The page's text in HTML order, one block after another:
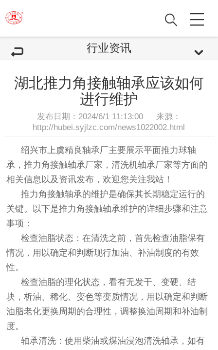
行业资讯
湖北推力角接触轴承应该如何
进行维护
发布日期：2024/6/1 11:13:00 来源：
http://hubei.syjlzc.com/news1022002.html
绍兴市上虞精良轴承厂主要展示平面推力球轴
承 ，推力角接触轴承厂家，清洗机轴承厂家等方面的
相关信息以及资讯发布，欢迎您关注我站！
推力角接触轴承的维护是确保其长期稳定运行的
关键。以下是推力角接触轴承维护的详细步骤和注意
事项：
检查油脂状态：在清洗之前，首先检查油脂保有
情况，用以确定和判断现行加油、补油制度的有效
性。
检查油脂的理化状态，看有无发干、变硬、结
块，析油、稀化、变色等变质情况，用以确定和判断
油脂老化更换周期的合理性，调整换油周期和补油制
度。
轴承清洗：使用柴油或煤油浸泡清洗轴承，如有